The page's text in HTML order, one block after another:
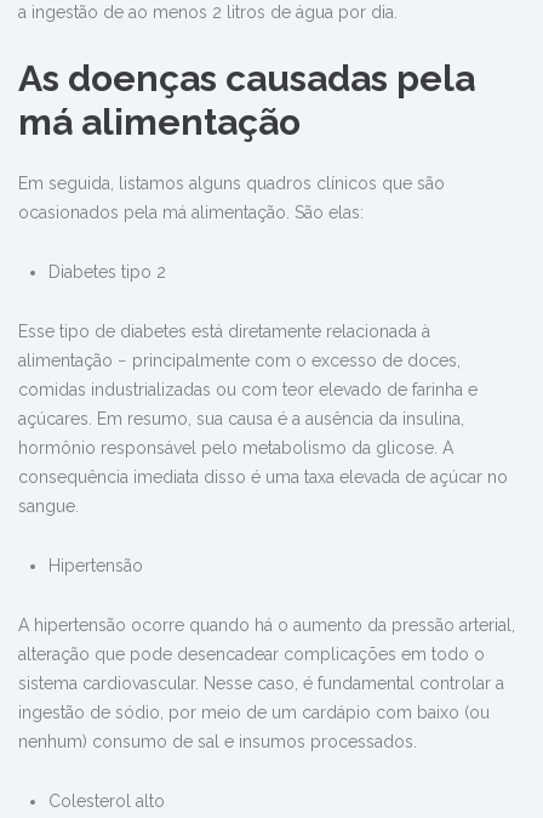
a ingestão de ao menos 2 litros de água por dia.
As doenças causadas pela
má alimentação
Em seguida, listamos alguns quadros clínicos que são
ocasionados pela má alimentação. São elas:
Diabetes tipo 2
Esse tipo de diabetes está diretamente relacionada à
alimentação − principalmente com o excesso de doces,
comidas industrializadas ou com teor elevado de farinha e
açúcares. Em resumo, sua causa é a ausência da insulina,
hormônio responsável pelo metabolismo da glicose. A
consequência imediata disso é uma taxa elevada de açúcar no
sangue.
Hipertensão
A hipertensão ocorre quando há o aumento da pressão arterial,
alteração que pode desencadear complicações em todo o
sistema cardiovascular. Nesse caso, é fundamental controlar a
ingestão de sódio, por meio de um cardápio com baixo (ou
nenhum) consumo de sal e insumos processados.
Colesterol alto